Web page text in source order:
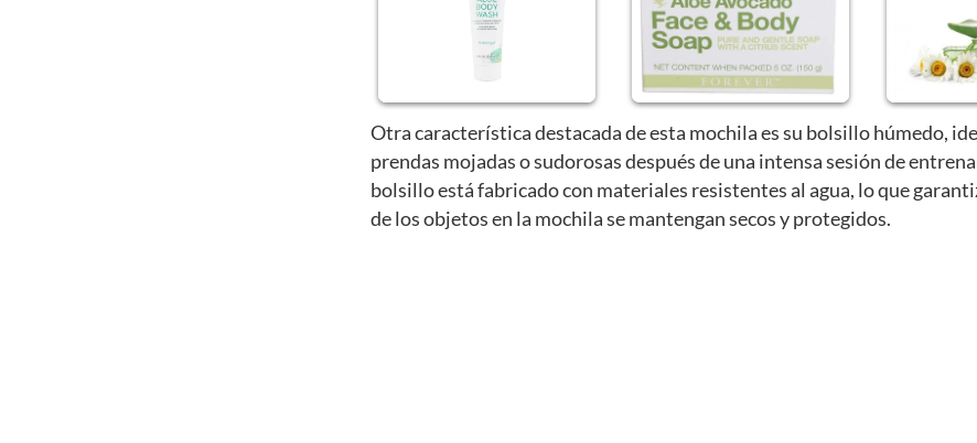
Otra característica destacada de esta mochila es su bolsillo húmedo,
prendas mojadas o sudorosas después de una intensa sesión de
bolsillo está fabricado con materiales resistentes al agua, lo que
de los objetos en la mochila se mantengan secos y protegidos.